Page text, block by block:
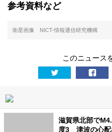
し
参考資料など
衛星画像 NICT-情報通信研究機構
このニュース
滋賀県北部で
度3 津波の心配